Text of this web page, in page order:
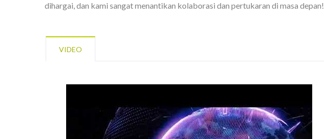
dihargai, dan kami sangat menantikan kolaborasi dan pertukaran di masa depan!
VIDEO